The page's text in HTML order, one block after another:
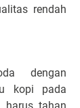
rendah
dengan
kopi pada